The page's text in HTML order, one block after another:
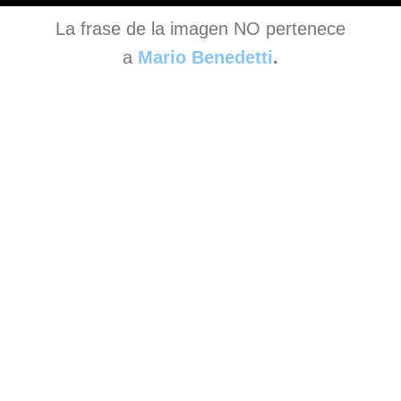
La frase de la imagen NO pertenece
a Mario Benedetti.